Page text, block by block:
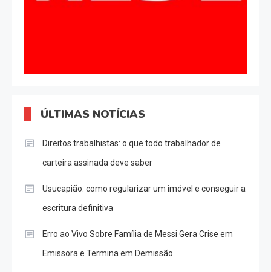
ÚLTIMAS NOTÍCIAS
Direitos trabalhistas: o que todo trabalhador de
carteira assinada deve saber
Usucapião: como regularizar um imóvel e conseguir a
escritura definitiva
Erro ao Vivo Sobre Família de Messi Gera Crise em
Emissora e Termina em Demissão